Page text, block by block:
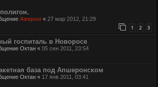
Аверон « 27 мар 2012, 21:29
1 2 3
госпиталь в Новоросе
Октан « 05 сен 2011, 23:54
база под Апшеронском
Октан « 17 янв 2011, 03:41